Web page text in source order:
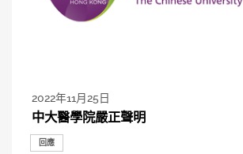
2022年11月25日
中大醫學院嚴正聲明
回應